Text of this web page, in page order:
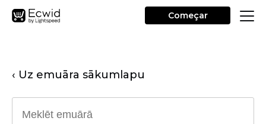
Começar
‹ Uz emuāra sākumlapu